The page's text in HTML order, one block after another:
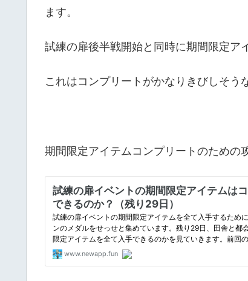
ます。
試練の扉後半戦開始と同時に期間限定ア
これはコンプリートがかなりきびしそう
期間限定アイテムコンプリートのための